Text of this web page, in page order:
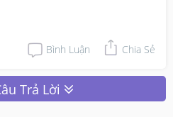
Bình Luận Chia Sẻ
Trả Lời